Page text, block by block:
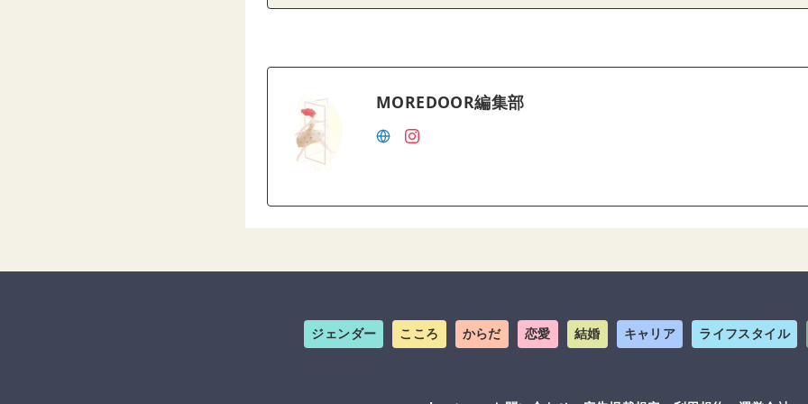
MOREDOOR編集部
ジェンダー こころ からだ 恋愛 結婚 キャリア ライフスタイル